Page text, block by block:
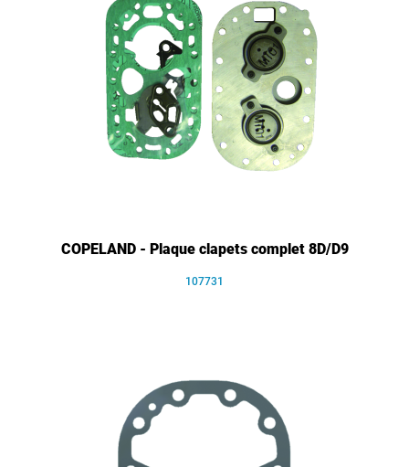
COPELAND - Plaque clapets complet 8D/D9
107731